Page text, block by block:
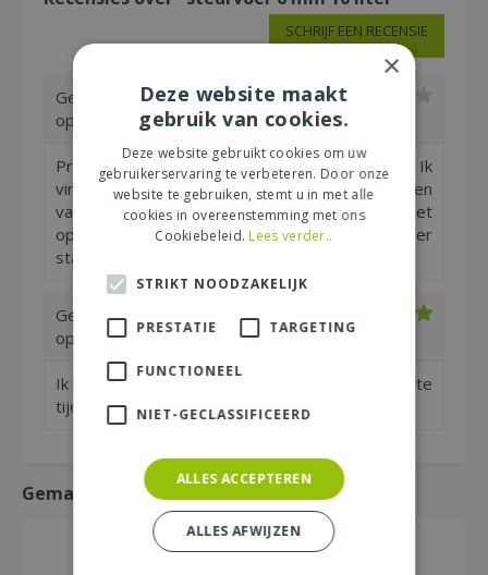
SCHRIJF EEN RECENSIE
Geschreven door Ludeuit Nijmegen
op
17-02-26
Prima steurvoer. ik gebruik het al vele jaren. Ik
vind het jammer dat ik helaas heb moeten
vaststellen dat het afgelopen jaar regelmatig niet
op voorraad was. Hopelijk komt het weer
standaard in het assortiment.
Geschreven door
uit Nijmegen
op
29-10-25
Ik ben altijd blij met dit product. Helaas de laatste
tijd niet meer op voorraad in de winkel
Gemakkelijk mee bestellen
×
Deze website maakt
gebruik van cookies.
Deze website gebruikt cookies om uw
gebruikerservaring te verbeteren. Door onze
website te gebruiken, stemt u in met alle
cookies in overeenstemming met ons
Cookiebeleid. Lees verder..
STRIKT NOODZAKELIJK
PRESTATIE TARGETING
FUNCTIONEEL
NIET-GECLASSIFICEERD
ALLES ACCEPTEREN
ALLES AFWIJZEN